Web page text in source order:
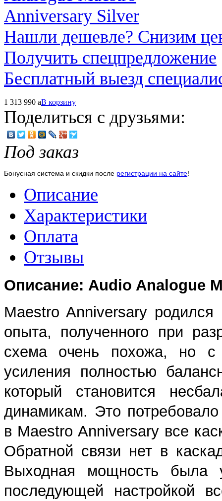
Нашли дешевле? Снизим
Получить спецпредложение
Бесплатный выезд
1 313 990 aВ корзину
Поделиться с друзьями:
Под заказ
Бонусная система и скидки после регистрации на сайте!
Описание
Характеристики
Оплата
Отзывы
Описание: Audio Analogue
Maestro Anniversary
опыта, полученного при
схема очень похожа, но
усиления полностью
который становится
динамикам. Это
в Maestro Anniversary все
Обратной связи нет в
Выходная мощность
последующей настройкой